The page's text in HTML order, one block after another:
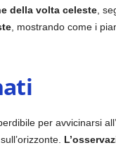
della volta celeste,
, mostrando come i
per avvicinarsi